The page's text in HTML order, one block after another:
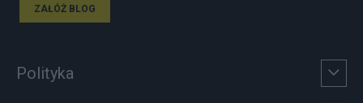
ZAŁÓŻ BLOG
Polityka